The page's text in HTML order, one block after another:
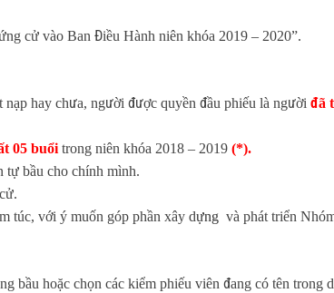
cử vào Ban Điều Hành niên khóa 2019 – 2020”.
nạp hay chưa, người được quyền đầu phiếu là người đã
05 buổi trong niên khóa 2018 – 2019 (*).
bầu cho chính mình.
túc, với ý muốn góp phần xây dựng và phát triển
hoặc chọn các kiểm phiếu viên đang có tên trong